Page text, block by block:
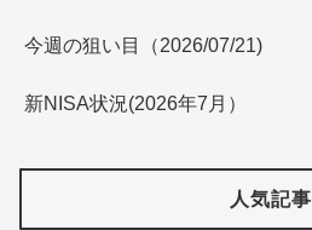
今週の狙い目（2026/07/21)
新NISA状況(2026年7月）
人気記事